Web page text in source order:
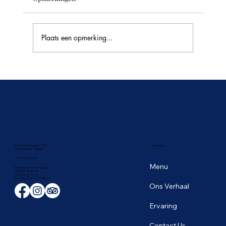
Plaats een opmerking...
Avenue D'Auderghem 135,
1040 Etterbeek, Belgium
+ 32 2 649 43 66
Maandag tot en met vrijdag
12:00 tot 14:00 uur
19:00 tot 22:30 uur
​Zaterdag 19:00 tot 23:00 uur
Menu
Ons Verhaal
Ervaring
NAVIGATIE